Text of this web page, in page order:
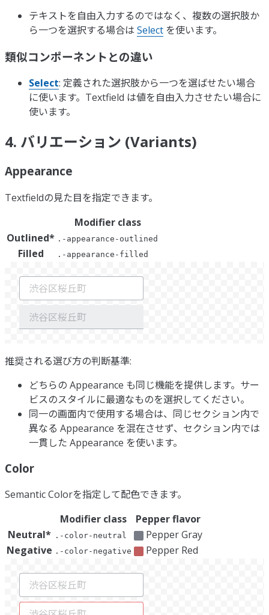
テキストを自由入力するのではなく、複数の選択肢か
ら一つを選択する場合は Select を使います。
類似コンポーネントとの違い
Select: 定義された選択肢から一つを選ばせたい場合
に使います。Textfield は値を自由入力させたい場合に
使います。
4. バリエーション (Variants)
Appearance
Textfieldの見た目を指定できます。
Modifier class
Outlined* .-appearance-outlined
Filled .-appearance-filled
推奨される選び方の判断基準:
どちらの Appearance も同じ機能を提供します。サー
ビスのスタイルに最適なものを選択してください。
同一の画面内で使用する場合は、同じセクション内で
異なる Appearance を混在させず、セクション内では
一貫した Appearance を使います。
Color
Semantic Colorを指定して配色できます。
Modifier class
Pepper flavor
Neutral* .-color-neutral
Pepper Gray
Negative .-color-negative Pepper Red